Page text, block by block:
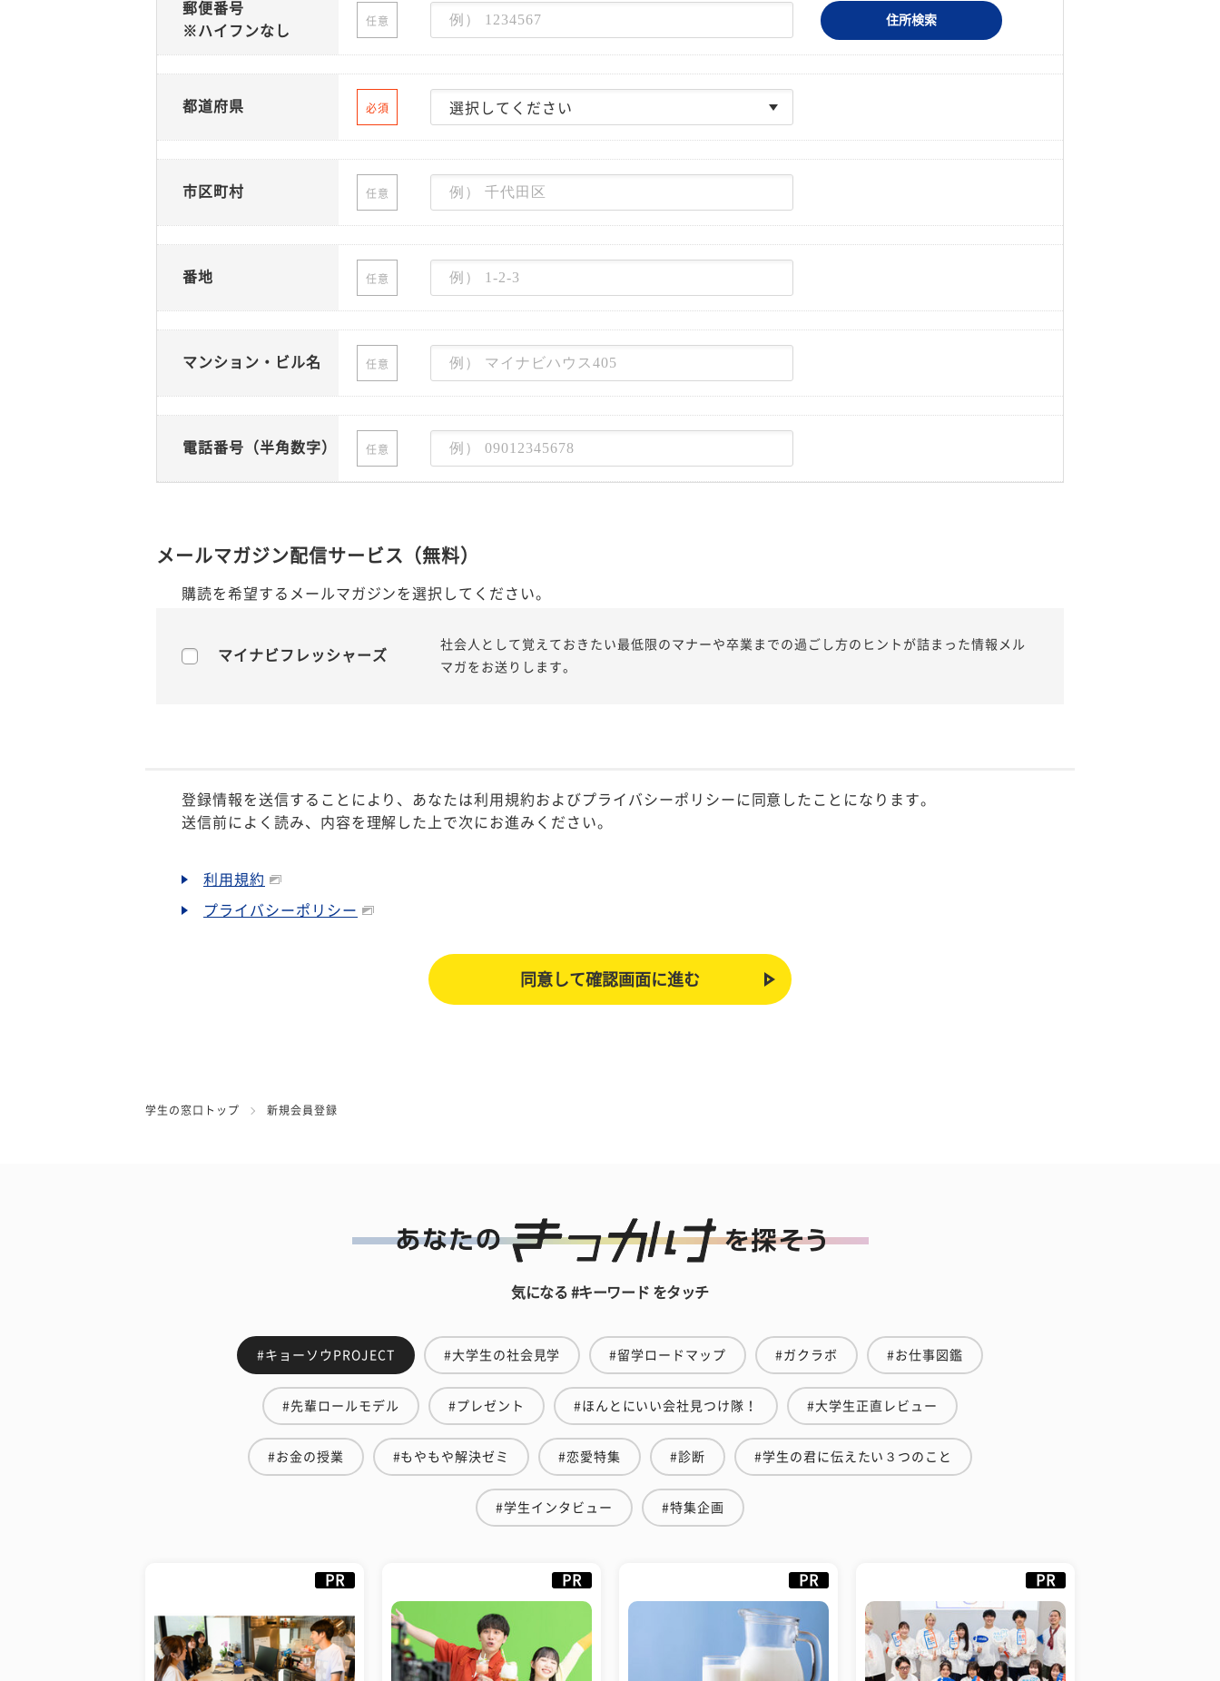
郵便番号
※ハイフンなし
任意 住所検索
都道府県 必須
市区町村 任意
番地 任意
マンション・ビル名 任意
電話番号（半角数字） 任意
メールマガジン配信サービス（無料）
購読を希望するメールマガジンを選択してください。
マイナビフレッシャーズ
社会人として覚えておきたい最低限のマナーや卒業までの過ごし方のヒントが詰まった情報メル
マガをお送りします。
登録情報を送信することにより、あなたは利用規約およびプライバシーポリシーに同意したことになります。
送信前によく読み、内容を理解した上で次にお進みください。
利用規約
プライバシーポリシー
学生の窓口トップ 新規会員登録
気になる #キーワード をタッチ
#キョーソウPROJECT #大学生の社会見学 #留学ロードマップ #ガクラボ #お仕事図鑑
#先輩ロールモデル #プレゼント #ほんとにいい会社見つけ隊！ #大学生正直レビュー
#お金の授業 #もやもや解決ゼミ #恋愛特集 #診断 #学生の君に伝えたい３つのこと
#学生インタビュー #特集企画
PR PR PR PR